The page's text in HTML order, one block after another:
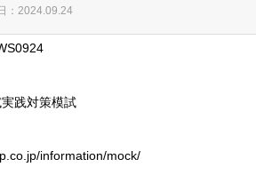
：2024.09.24
践対策模試
information/mock/